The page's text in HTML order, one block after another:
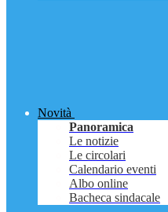
Novità
Panoramica
Le notizie
Le circolari
Calendario eventi
Albo online
Bacheca sindacale